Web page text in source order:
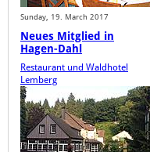
Sunday, 19. March 2017
Neues Mitglied in
Hagen-Dahl
Restaurant und Waldhotel
Lemberg